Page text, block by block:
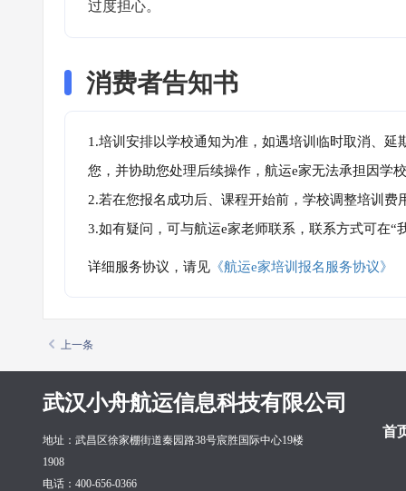
过度担心。
消费者告知书
1.培训安排以学校通知为准，如遇培训临时取消、
您，并协助您处理后续操作，航运e家无法承担因学
2.若在您报名成功后、课程开始前，学校调整培训
3.如有疑问，可与航运e家老师联系，联系方式可在
详细服务协议，请见 《航运e家培训报名服务协议》
上一条
武汉小舟航运信息科技有限公司
首
地址：武昌区徐家棚街道秦园路38号宸胜国际中心19楼
1908
电话：400-656-0366